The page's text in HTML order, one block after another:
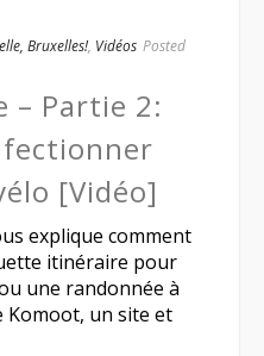
Bruxelles!, Vidéos Posted
– Partie 2:
[Vidéo]
explique comment
itinéraire pour
une randonnée à
Komoot, un site et